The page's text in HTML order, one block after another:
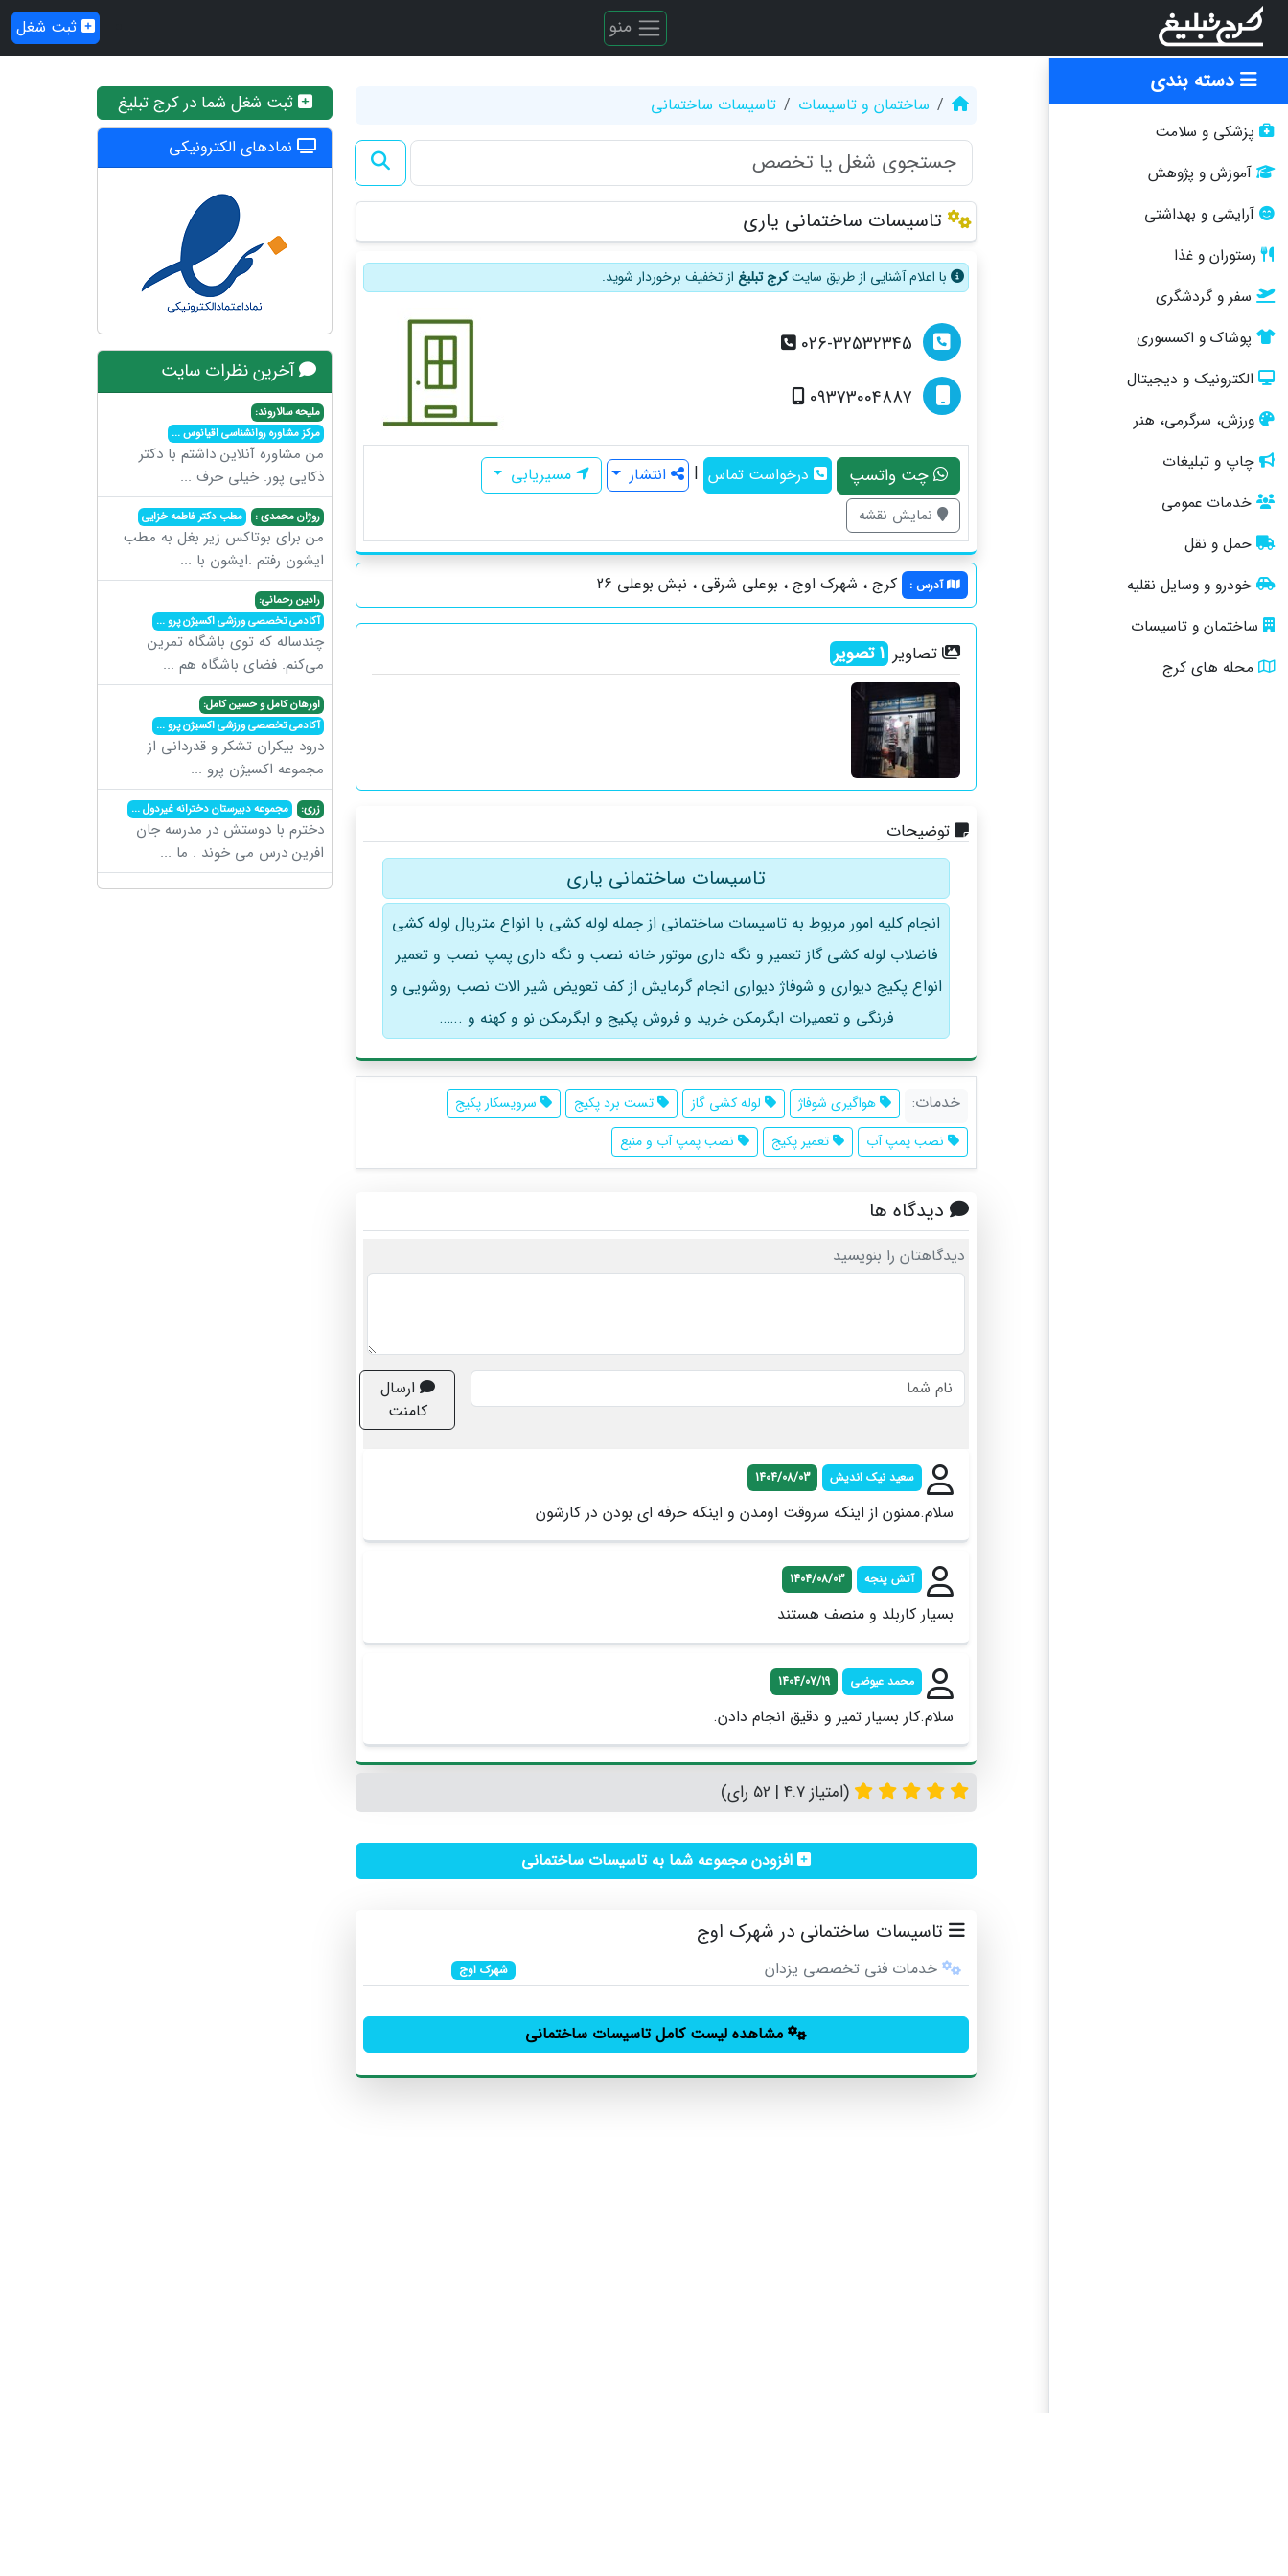
منو ثبت شغل
دسته بندی
پزشکی و سلامت
آموزش و پژوهش
آرایشی و بهداشتی
رستوران و غذا
سفر و گردشگری
پوشاک و اکسسوری
الکترونیک و دیجیتال
ورزش، سرگرمی، هنر
چاپ و تبلیغات
خدمات عمومی
حمل و نقل
خودرو و وسایل نقلیه
ساختمان و تاسیسات
محله های کرج
ساختمان و تاسیسات تاسیسات ساختمانی
تاسیسات ساختمانی یاری
با اعلام آشنایی از طریق سایتکرج تبلیغ از تخفیف برخوردار شوید.
026-32532345
09373004887
چت واتسپ درخواست تماس | انتشار مسیریابی
نمایش نقشه
آدرس : کرج ، شهرک اوج ، بوعلی شرقی ، نبش بوعلی 26
تصاویر 1تصویر
توضیحات
تاسیسات ساختمانی یاری
انجام کلیه امور مربوط به تاسیسات ساختمانی از جمله لوله کشی با انواع متریال لوله کشی
فاضلاب لوله کشی گاز تعمیر و نگه داری موتور خانه نصب و نگه داری پمپ نصب و تعمیر
انواع پکیج دیواری و شوفاژ دیواری انجام گرمایش از کف تعویض شیر الات نصب روشویی و
فرنگی و تعمیرات ابگرمکن خرید و فروش پکیج و ابگرمکن نو و کهنه و ..….
خدمات: هواگیری شوفاژ لوله کشی گاز تست برد پکیج
سرویسکار پکیج
نصب پمپ آب
تعمیر پکیج نصب پمپ آب و منبع
دیدگاه ها
دیدگاهتان را بنویسید
ارسال
کامنت
سعید نیک اندیش 1404/08/03
سلام.ممنون از اینکه سروقت اومدن و اینکه حرفه ای بودن در کارشون
آتش پنجه 1404/08/03
بسیار کاربلد و منصف هستند
محمد عیوضی 1404/07/19
سلام.کار بسیار تمیز و دقیق انجام دادن.
(امتیاز 4.7 | 52 رای)
افزودن مجموعه شما به تاسیسات ساختمانی
تاسیسات ساختمانی در شهرک اوج
خدمات فنی تخصصی یزدان شهرک اوج
مشاهده لیست کامل تاسیسات ساختمانی
ثبت شغل شما در کرج تبلیغ
نمادهای الکترونیکی
آخرین نظرات سایت
ملیحه سالاروند:
مرکز مشاوره روانشناسی اقیانوس...
من مشاوره آنلاین داشتم با دکتر
ذکایی پور. خیلی حرف ...
روژان محمدی : مطب دکتر فاطمه خزایی
من برای بوتاکس زیر بغل به مطب
ایشون رفتم .ایشون با ...
رادین رحمانی:
آکادمی تخصصی ورزشی اکسیژن پرو...
چندساله که توی باشگاه تمرین
می‌کنم. فضای باشگاه هم ...
اورهان کامل و حسین کامل:
آکادمی تخصصی ورزشی اکسیژن پرو...
درود بیکران تشکر و قدردانی از
مجموعه اکسیژن پرو ...
زری: مجموعه دبیرستان دخترانه غیردول...
دخترم با دوستش در مدرسه جان
افرین درس می خوند . ما ...